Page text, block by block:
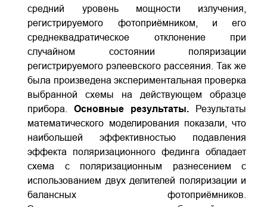
средний уровень мощности излучения,
регистрируемого фотоприёмником, и его
среднеквадратическое отклонение при
случайном состоянии поляризации
регистрируемого рэлеевского рассеяния. Так же
была произведена экспериментальная проверка
выбранной схемы на действующем образце
прибора.Основные результаты. Результаты
математического моделирования показали, что
наибольшей эффективностью подавления
эффекта поляризационного фединга обладает
схема с поляризационным разнесением с
использованием двух делителей поляризации и
балансных фотоприёмников.